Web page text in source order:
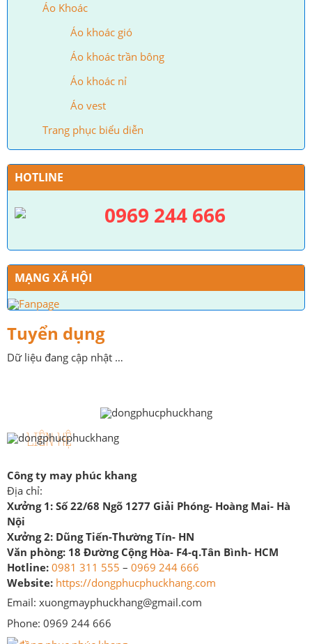
Áo Khoác
Áo khoác gió
Áo khoác trần bông
Áo khoác nỉ
Áo vest
Trang phục biểu diễn
HOTLINE
0969 244 666
MẠNG XÃ HỘI
Tuyển dụng
Dữ liệu đang cập nhật …
LIÊN HỆ
Công ty may phúc khang
Địa chỉ:
Xưởng 1: Số 22/68 Ngõ 1277 Giải Phóng- Hoàng Mai- Hà
Nội
Xưởng 2: Dũng Tiến-Thường Tín- HN
Văn phòng: 18 Đường Cộng Hòa- F4-q.Tân Bình- HCM
Hotline: 0981 311 555 – 0969 244 666
Website: https://dongphucphuckhang.com
Email: xuongmayphuckhang@gmail.com
Phone: 0969 244 666